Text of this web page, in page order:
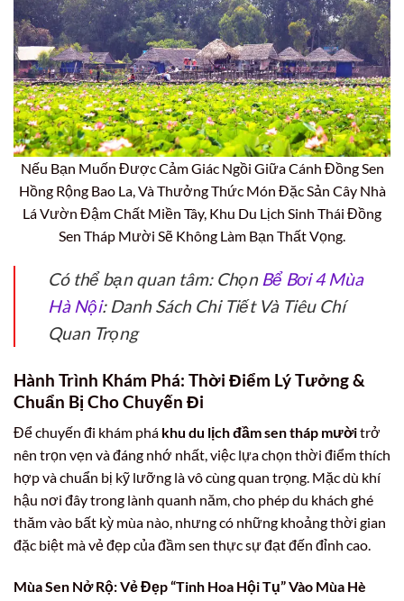
Nếu Bạn Muốn Được Cảm Giác Ngồi Giữa Cánh Đồng Sen
Hồng Rộng Bao La, Và Thưởng Thức Món Đặc Sản Cây Nhà
Lá Vườn Đậm Chất Miền Tây, Khu Du Lịch Sinh Thái Đồng
Sen Tháp Mười Sẽ Không Làm Bạn Thất Vọng.
Có thể bạn quan tâm: Chọn Bể Bơi 4 Mùa
Hà Nội: Danh Sách Chi Tiết Và Tiêu Chí
Quan Trọng
Hành Trình Khám Phá: Thời Điểm Lý Tưởng &
Chuẩn Bị Cho Chuyến Đi
Để chuyến đi khám phá khu du lịch đầm sen tháp mườitrở
nên trọn vẹn và đáng nhớ nhất, việc lựa chọn thời điểm thích
hợp và chuẩn bị kỹ lưỡng là vô cùng quan trọng. Mặc dù khí
hậu nơi đây trong lành quanh năm, cho phép du khách ghé
thăm vào bất kỳ mùa nào, nhưng có những khoảng thời gian
đặc biệt mà vẻ đẹp của đầm sen thực sự đạt đến đỉnh cao.
Mùa Sen Nở Rộ: Vẻ Đẹp “Tinh Hoa Hội Tụ” Vào Mùa Hè